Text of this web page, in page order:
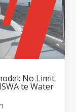
No Limit
te Water